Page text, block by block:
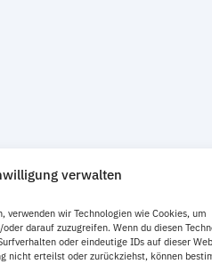
verwalten
verwenden wir Technologien wie Cookies, um
darauf zuzugreifen. Wenn du diesen
oder eindeutige IDs auf dieser
nicht erteilst oder zurückziehst, können